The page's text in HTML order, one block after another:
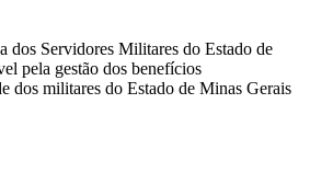
dos Servidores Militares do Estado de
pela gestão dos benefícios
dos militares do Estado de Minas Gerais